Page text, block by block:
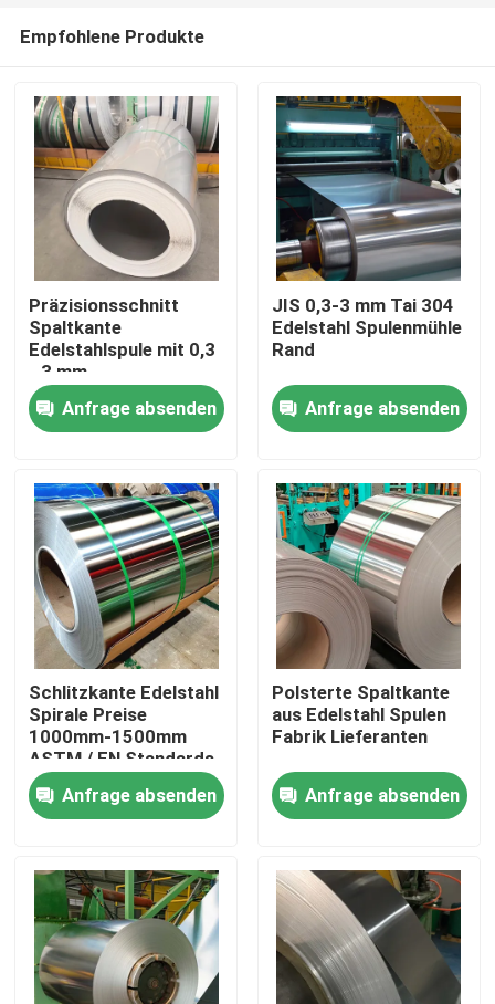
Nach Hause
Über uns
Kontakte
Produkte
Videos
Edelstahl-Spule
Edelstahlstreifen
dekoratives Blatt des Edelstahls
Edelstahl gegen Gelbfärbung
Empfohlene Produkte
Präzisionsschnitt
Spaltkante
Edelstahlspule mit 0,3
- 3 mm
Anfrage absenden
JIS 0,3-3 mm Tai 304
Edelstahl Spulenmühle
Rand
Anfrage absenden
Schlitzkante Edelstahl
Spirale Preise
1000mm-1500mm
ASTM / EN Standards
Anfrage absenden
Polsterte Spaltkante
aus Edelstahl Spulen
Fabrik Lieferanten
Anfrage absenden